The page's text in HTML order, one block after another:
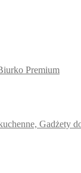
Premium
Gadżety